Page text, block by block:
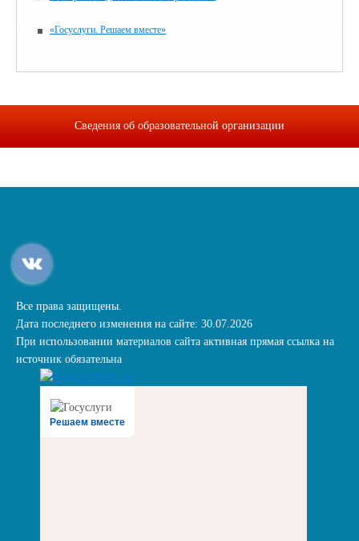
«Госуслуги. Решаем вместе»
Сведения об образовательной организации
Все права защищены.
Дата последнего изменения на сайте: 30.07.2026
При использовании материалов сайта активная прямая ссылка на
источник обязательна
Решаем вместе